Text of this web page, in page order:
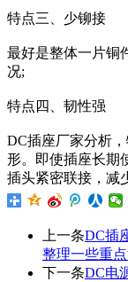
特点三、少铆接
最好是整体一片铜
况;
特点四、韧性强
DC插座厂家分析
形。即使插座长期
插头紧密联接，减
上一条DC插
整理一些重
下一条DC电